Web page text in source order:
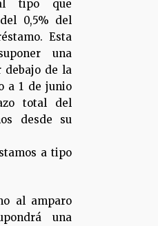
tipo que
0,5% del
Esta
una
debajo de la
a 1 de junio
total del
desde su
a tipo
al amparo
una